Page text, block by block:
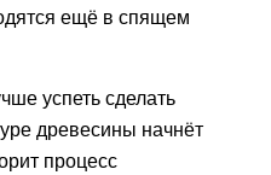
ещё в спящем
успеть сделать
древесины начнёт
процесс